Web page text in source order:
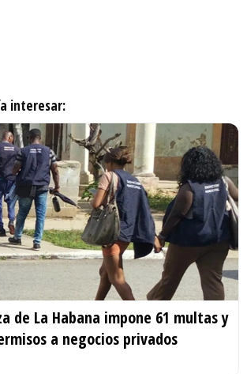
interesar:
de La Habana impone 61 multas y
a negocios privados